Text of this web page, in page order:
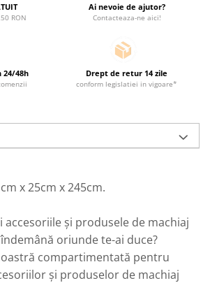
RON
Ai nevoie de ajutor?
Contacteaza-ne aici!
24/48h Drept de retur 14 zile
conform legislatiei in vigoare*
x 25cm x 245cm.
accesoriile și produsele de machiaj
oriunde te-ai duce?
compartimentată pentru
și produselor de machiaj